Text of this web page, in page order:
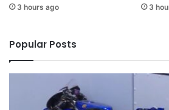
3 hours ago 3
Popular Posts